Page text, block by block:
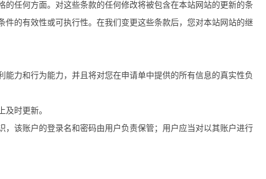
任何方面。对这些条款的任何修改将被包含在本站网站的更新的条
的有效性或可执行性。在我们变更这些条款后，您对本站网站的继
力和行为能力，并且将对您在申请单中提供的所有信息的真实性负
时更新。
该账户的登录名和密码由用户负责保管；用户应当对以其账户进行